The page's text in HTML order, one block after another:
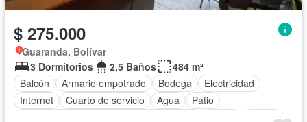
$ 275.000
Guaranda, Bolívar
3 Dormitorios
2,5 Baños
484 m²
Balcón
Armario empotrado Bodega
Electricidad
Internet
Cuarto de servicio Agua
Patio
Parrilla